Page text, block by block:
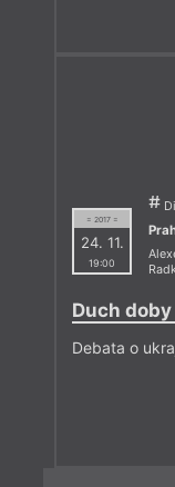
= 2017 =
24. 11.
19:00
Duch
Debata o